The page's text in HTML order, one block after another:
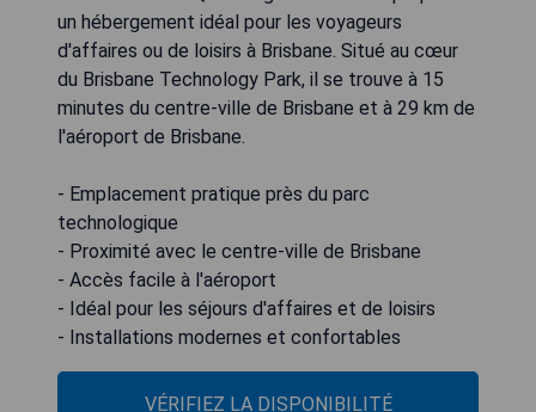
un hébergement idéal pour les voyageurs
d'affaires ou de loisirs à Brisbane. Situé au cœur
du Brisbane Technology Park, il se trouve à 15
minutes du centre-ville de Brisbane et à 29 km de
l'aéroport de Brisbane.
- Emplacement pratique près du parc
technologique
- Proximité avec le centre-ville de Brisbane
- Accès facile à l'aéroport
- Idéal pour les séjours d'affaires et de loisirs
- Installations modernes et confortables
VÉRIFIEZ LA DISPONIBILITÉ